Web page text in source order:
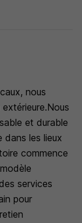
nous
et durable
dans les lieux
commence
services
pour